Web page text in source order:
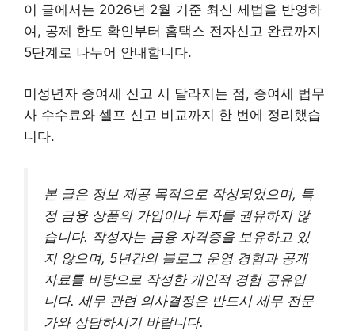
이 글에서는 2026년 2월 기준 최신 세법을 반영하
여, 공제 한도 확인부터 홈택스 전자신고 완료까지
5단계로 나누어 안내합니다.
미성년자 증여세 신고 시 달라지는 점, 증여세 법무
사 수수료와 셀프 신고 비교까지 한 번에 정리했습
니다.
본 글은 정보 제공 목적으로 작성되었으며, 특
정 금융 상품의 가입이나 투자를 권유하지 않
습니다. 작성자는 금융 자격증을 보유하고 있
지 않으며, 5년간의 블로그 운영 경험과 공개
자료를 바탕으로 작성한 개인적 경험 공유입
니다. 세무 관련 의사결정은 반드시 세무 전문
가와 상담하시기 바랍니다.